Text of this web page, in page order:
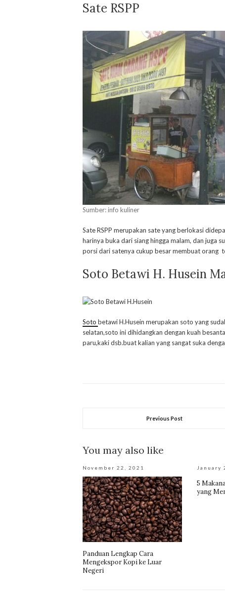
Sate RSPP
Sumber: info kuliner
Sate RSPP merupakan sate yang berlokasi
harinya buka dari siang hingga malam, dan juga
porsi dari satenya cukup besar membuat orang
Soto Betawi H. Husein
Soto betawi H.Husein merupakan soto yang
selatan,soto ini dihidangkan dengan kuah
paru,kaki dsb.buat kalian yang sangat suka
Previous Post
You may also like
November 22, 2021
Panduan Lengkap Cara
Mengekspor Kopi ke Luar
Negeri
January
5
yang